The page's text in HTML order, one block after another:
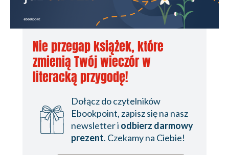
Nie przegap książek, które
zmienią Twój wieczór w
literacką przygodę!
Dołącz do czytelników
Ebookpoint, zapisz się na nasz
newsletter i odbierz darmowy
prezent. Czekamy na Ciebie!